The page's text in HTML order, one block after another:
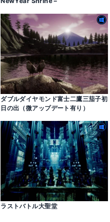
ダブルダイヤモンド富士二鷹三茄子初
日の出（微アップデート有り）
ラストバトル大聖堂